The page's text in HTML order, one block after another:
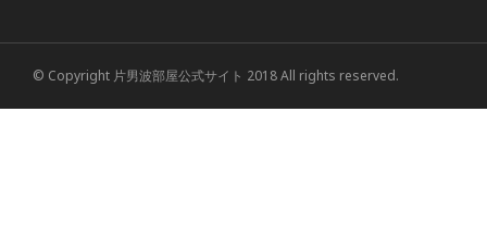
© Copyright 片男波部屋公式サイト 2018 All rights reserved.